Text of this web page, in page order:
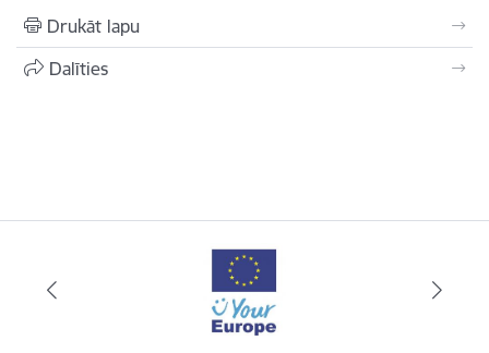
Drukāt lapu
Dalīties